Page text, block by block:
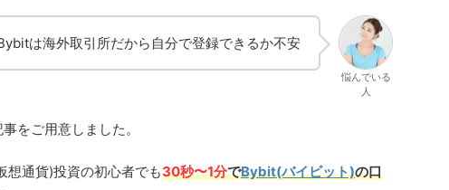
は海外取引所だから自分で登録できるか不安
悩んでいる
人
をご用意しました。
想通貨)投資の初心者でも30秒〜1分でBybit(バイビット)の口